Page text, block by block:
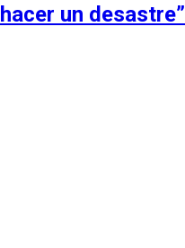
un desastre”